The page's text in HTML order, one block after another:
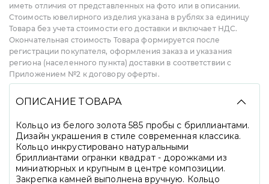
иметь отличия от представленных на фото или в описании.
Стоимость ювелирного изделия указана в рублях за единицу
Товара без учета стоимости его доставки и включает НДС.
Окончательная стоимость Товара формируется после
регистрации покупателя, оформления заказа и указания
региона (населенного пункта) доставки в соответствии с
Приложением №2 к договору оферты.
ОПИСАНИЕ ТОВАРА
Кольцо из белого золота 585 пробы с бриллиантами.
Дизайн украшения в стиле современная классика.
Кольцо инкрустировано натуральными
бриллиантами огранки квадрат - дорожками из
миниатюрных и крупным в центре композиции.
Закрепка камней выполнена вручную. Кольцо